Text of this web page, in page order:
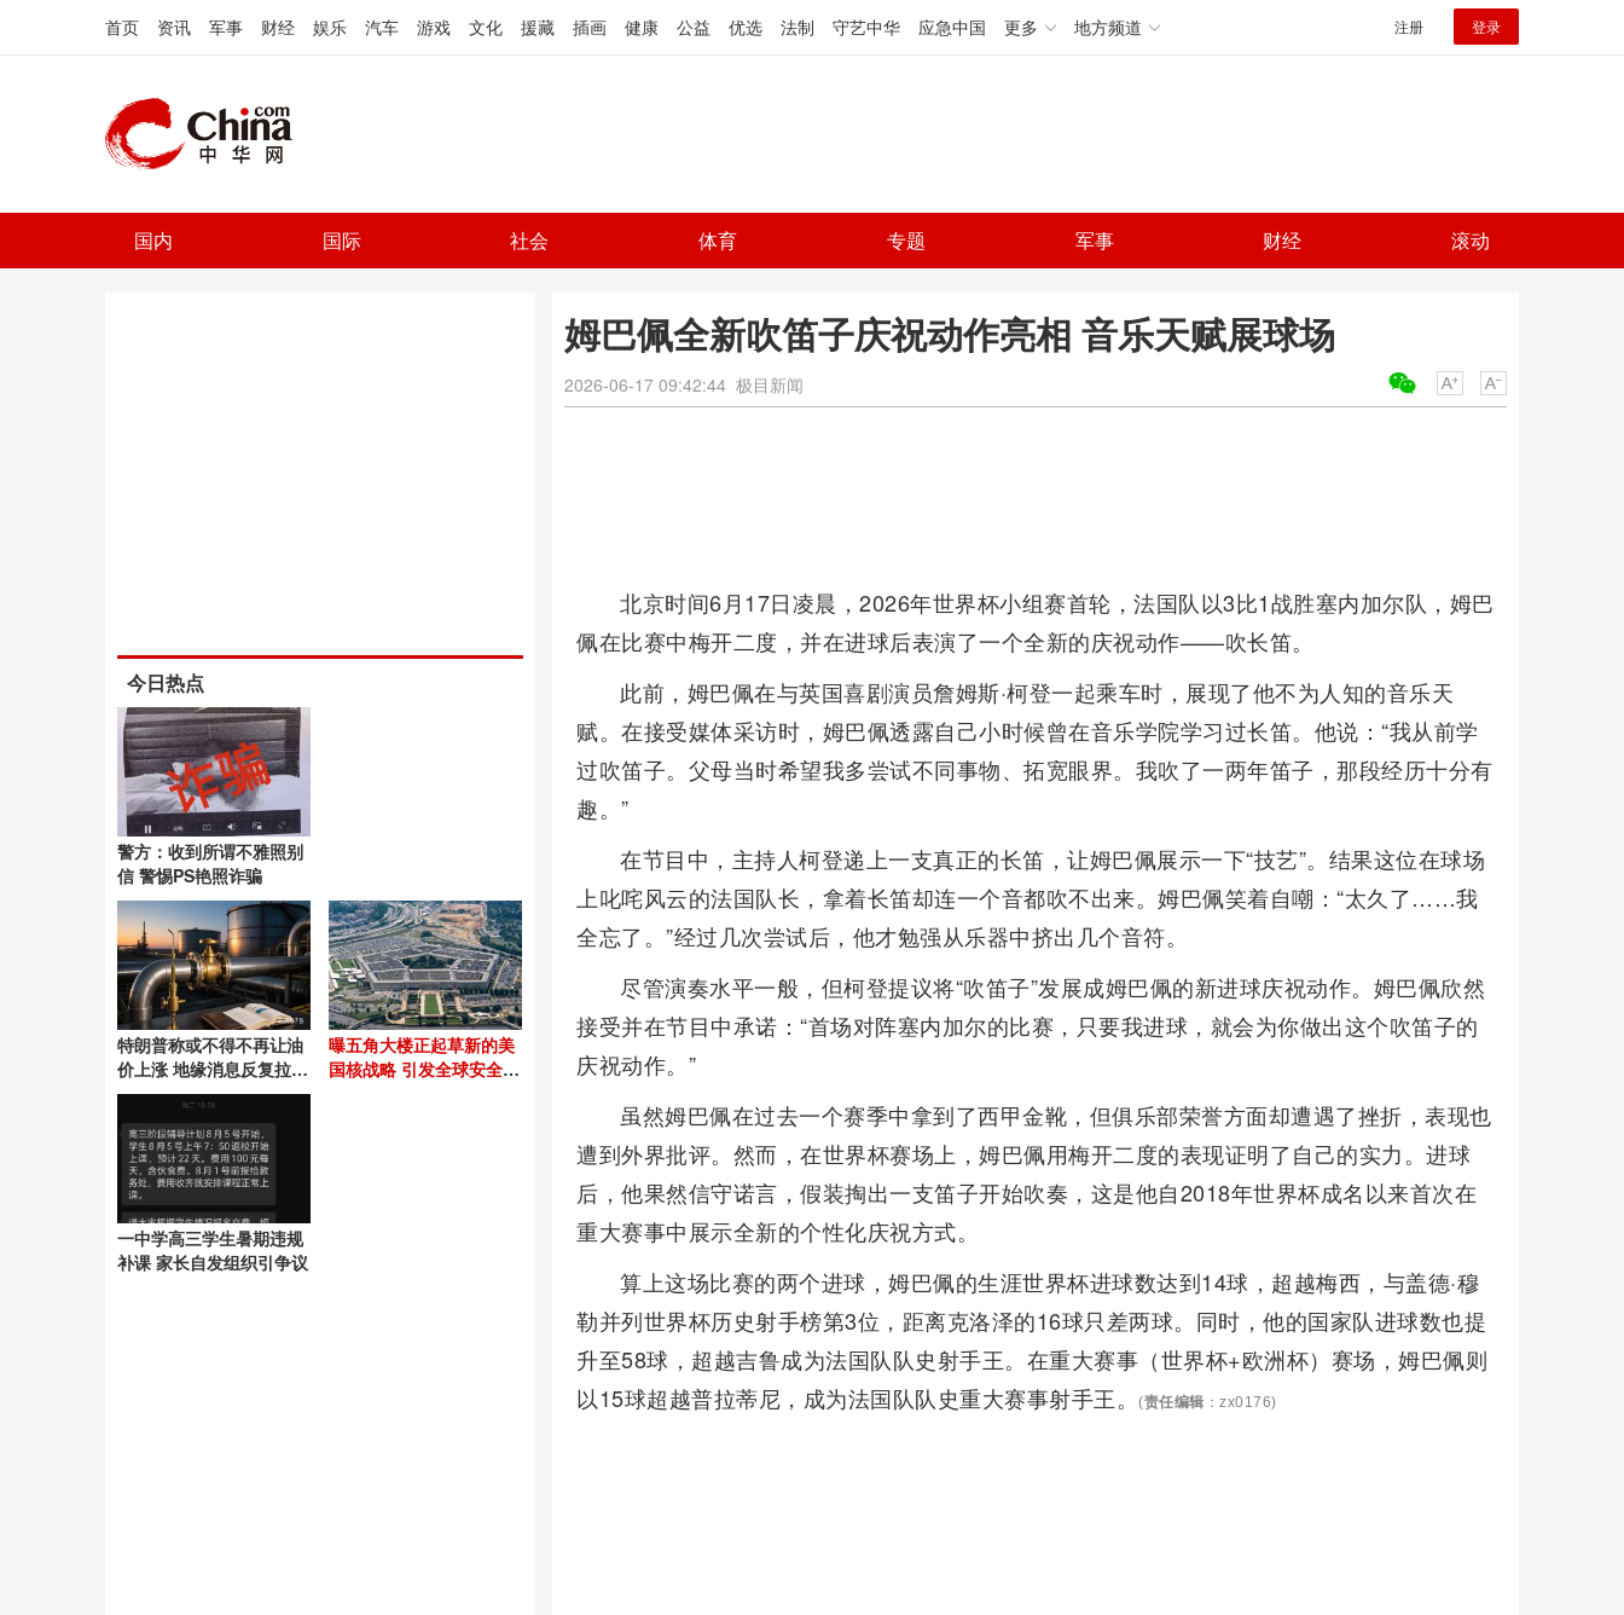
首页 资讯 军事 财经 娱乐 汽车 游戏 文化 援藏 插画 健康 公益 优选 法制 守艺中华 应急中国 更多 地方频道 注册 登录
国内 国际 社会 体育 专题 军事 财经 滚动
姆巴佩全新吹笛子庆祝动作亮相 音乐天赋展球场
2026-06-17 09:42:44 极目新闻
北京时间6月17日凌晨，2026年世界杯小组赛首轮，法国队以3比1战胜塞内加尔队，姆巴
佩在比赛中梅开二度，并在进球后表演了一个全新的庆祝动作——吹长笛。
此前，姆巴佩在与英国喜剧演员詹姆斯·柯登一起乘车时，展现了他不为人知的音乐天
赋。在接受媒体采访时，姆巴佩透露自己小时候曾在音乐学院学习过长笛。他说：“我从前学
过吹笛子。父母当时希望我多尝试不同事物、拓宽眼界。我吹了一两年笛子，那段经历十分有
趣。”
在节目中，主持人柯登递上一支真正的长笛，让姆巴佩展示一下“技艺”。结果这位在球场
上叱咤风云的法国队长，拿着长笛却连一个音都吹不出来。姆巴佩笑着自嘲：“太久了……我
全忘了。”经过几次尝试后，他才勉强从乐器中挤出几个音符。
尽管演奏水平一般，但柯登提议将“吹笛子”发展成姆巴佩的新进球庆祝动作。姆巴佩欣然
接受并在节目中承诺：“首场对阵塞内加尔的比赛，只要我进球，就会为你做出这个吹笛子的
庆祝动作。”
虽然姆巴佩在过去一个赛季中拿到了西甲金靴，但俱乐部荣誉方面却遭遇了挫折，表现也
遭到外界批评。然而，在世界杯赛场上，姆巴佩用梅开二度的表现证明了自己的实力。进球
后，他果然信守诺言，假装掏出一支笛子开始吹奏，这是他自2018年世界杯成名以来首次在
重大赛事中展示全新的个性化庆祝方式。
算上这场比赛的两个进球，姆巴佩的生涯世界杯进球数达到14球，超越梅西，与盖德·穆
勒并列世界杯历史射手榜第3位，距离克洛泽的16球只差两球。同时，他的国家队进球数也提
升至58球，超越吉鲁成为法国队队史射手王。在重大赛事（世界杯+欧洲杯）赛场，姆巴佩则
以15球超越普拉蒂尼，成为法国队队史重大赛事射手王。
(责任编辑 ：zx0176)
今日热点
警方：收到所谓不雅照别
信 警惕PS艳照诈骗
特朗普称或不得不再让油
价上涨 地缘消息反复拉扯
市场情绪
曝五角大楼正起草新的美
国核战略 引发全球安全担
一中学高三学生暑期违规
补课 家长自发组织引争议